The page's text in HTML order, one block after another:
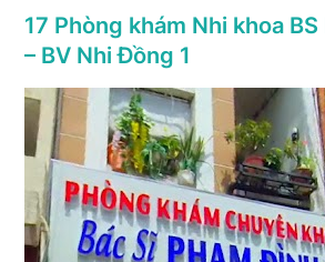
17 Phòng khám Nhi khoa
– BV Nhi Đồng 1